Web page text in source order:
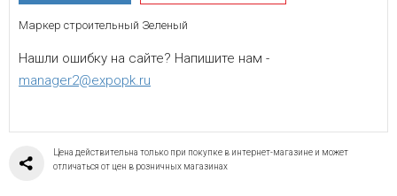
Маркер строительный Зеленый
Нашли ошибку на сайте? Напишите нам -
manager2@expopk.ru
Цена действительна только при покупке в интернет-магазине и может
отличаться от цен в розничных магазинах